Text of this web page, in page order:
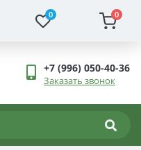
0 0
+7 (996) 050-40-36
Заказать звонок